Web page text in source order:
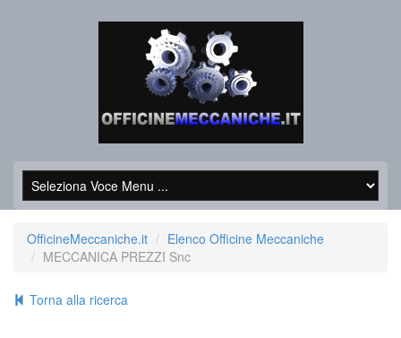
OfficineMeccaniche.it
Elenco Officine Meccaniche
MECCANICA PREZZI Snc
Torna alla ricerca